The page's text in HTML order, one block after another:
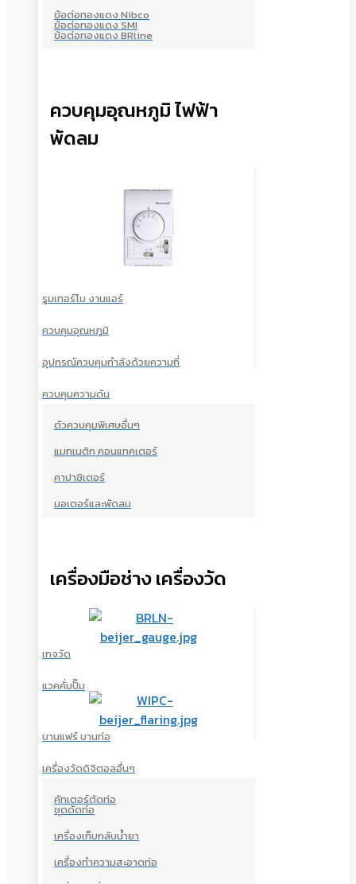
ข้อต่อทองแดง Nibco
ข้อต่อทองแดง SMI
ข้อต่อทองแดง BRline
ควบคุมอุณหภูมิ ไฟฟ้า
พัดลม
รูมเทอร์โม งานแอร์
ควบคุมอุณหภูมิ
อุปกรณ์ควบคุมกำลังด้วยความถี่
ควบคุมความดัน
ตัวควบคุมพิเศษอื่นๆ
แมกเนติก คอนแทคเตอร์
คาปาซิเตอร์
มอเตอร์และพัดลม
เครื่องมือช่าง เครื่องวัด
เกจวัด
แวคคั่มปั๊ม
บานแฟร์ บานท่อ
เครื่องวัดดิจิตอลอื่นๆ
คัทเตอร์ตัดท่อ
ชุดดัดท่อ
เครื่องเก็บกลับน้ำยา
เครื่องทำความสะอาดท่อ